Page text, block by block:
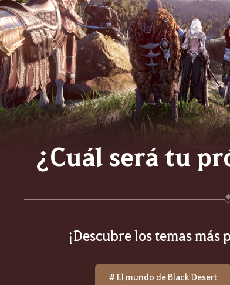
¿Cuál será tu
¡Descubre los temas
# El mundo de Black Desert